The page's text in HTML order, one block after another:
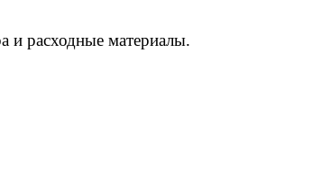
и расходные материалы.